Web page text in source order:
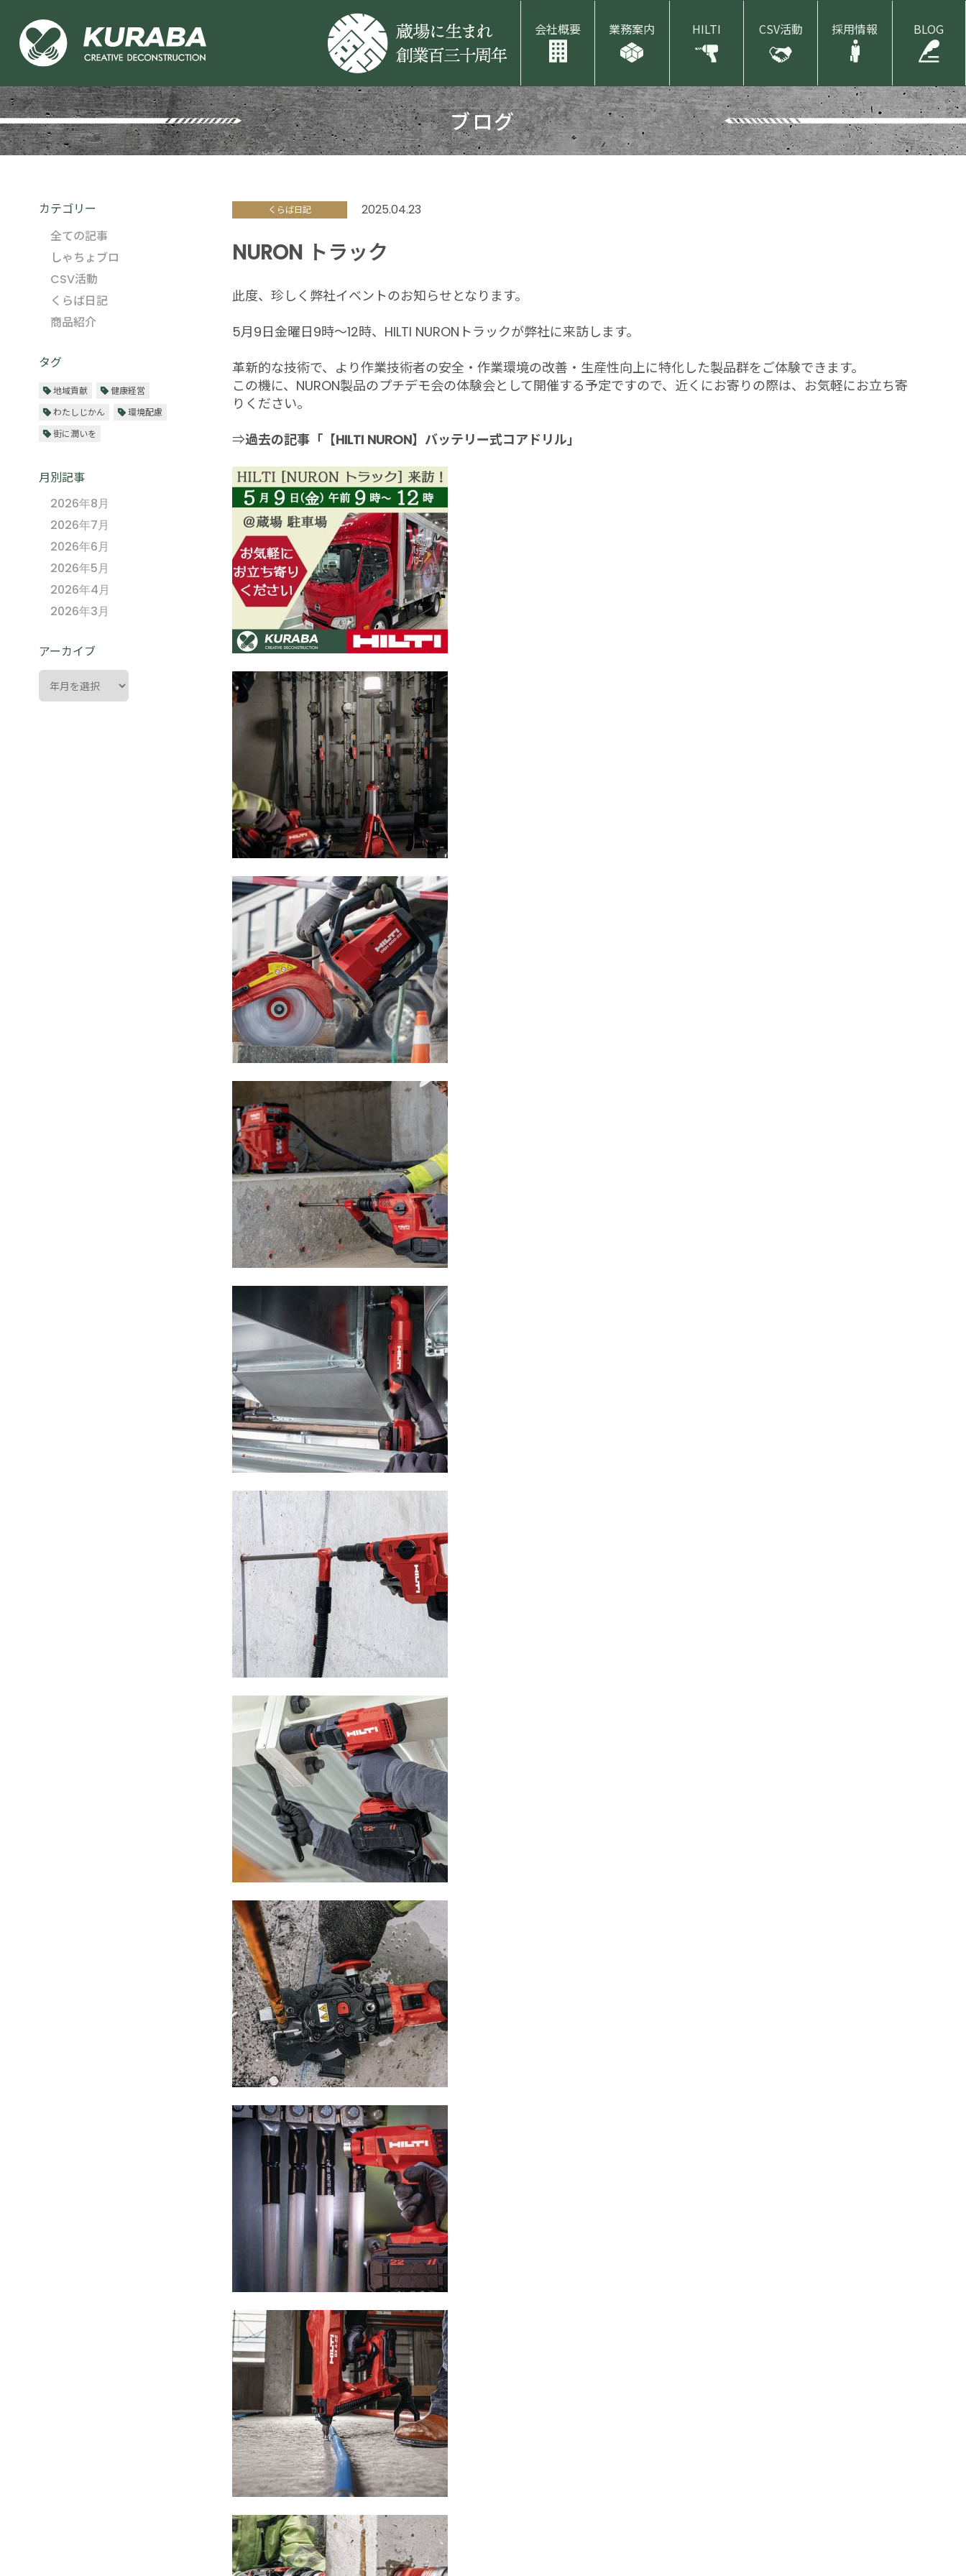
会社概要 業務案内 HILTI CSV活動 採用情報 BLOG
ブログ
カテゴリー
全ての記事
しゃちょブロ
CSV活動
くらば日記
商品紹介
タグ
地域貢献
健康経営
わたしじかん
環境配慮
街に潤いを
月別記事
2026年8月
2026年7月
2026年6月
2026年5月
2026年4月
2026年3月
アーカイブ
くらば日記 2025.04.23
NURON トラック
此度、珍しく弊社イベントのお知らせとなります。
5月9日金曜日9時～12時、HILTI NURONトラックが弊社に来訪します。
革新的な技術で、より作業技術者の安全・作業環境の改善・生産性向上に特化した製品群をご体験できます。
この機に、NURON製品のプチデモ会の体験会として開催する予定ですので、近くにお寄りの際は、お気軽にお立ち寄
りください。
⇒過去の記事「【HILTI NURON】バッテリー式コアドリル」